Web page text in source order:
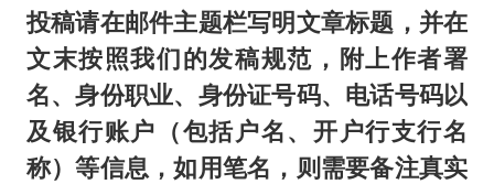
投稿请在邮件主题栏写明文章标题，并在
文末按照我们的发稿规范，附上作者署
名、身份职业、身份证号码、电话号码以
及银行账户（包括户名、开户行支行名
称）等信息，如用笔名，则需要备注真实